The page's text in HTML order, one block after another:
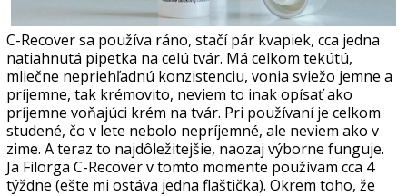
C-Recover sa používa ráno, stačí pár kvapiek, cca jedna
natiahnutá pipetka na celú tvár. Má celkom tekútú,
mliečne nepriehľadnú konzistenciu, vonia sviežo jemne a
príjemne, tak krémovito, neviem to inak opísať ako
príjemne voňajúci krém na tvár. Pri používaní je celkom
studené, čo v lete nebolo nepríjemné, ale neviem ako v
zime. A teraz to najdôležitejšie, naozaj výborne funguje.
Ja Filorga C-Recover v tomto momente používam cca 4
týždne (ešte mi ostáva jedna flaštička). Okrem toho, že